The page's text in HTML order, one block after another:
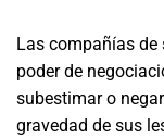
Las compañías de
poder de
subestimar o
gravedad de sus